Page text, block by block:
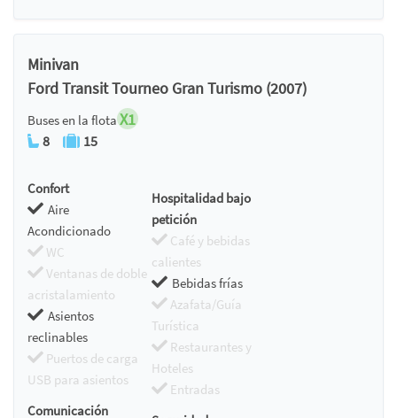
Minivan
Ford Transit Tourneo Gran Turismo (2007)
Buses en la flota X1
8 15
Confort
Aire
Acondicionado
WC
Ventanas de doble
acristalamiento
Asientos
reclinables
Puertos de carga
USB para asientos
Hospitalidad bajo
petición
Café y bebidas
calientes
Bebidas frías
Azafata/Guía
Turística
Restaurantes y
Hoteles
Entradas
Comunicación